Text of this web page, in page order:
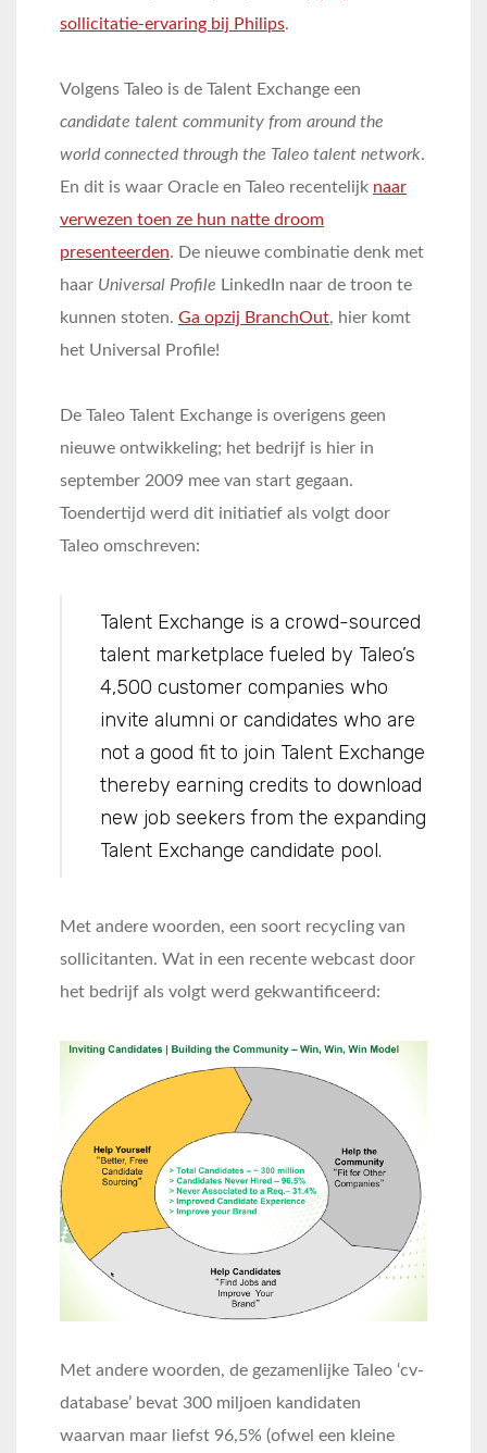
sollicitatie-ervaring bij Philips.
Volgens Taleo is de Talent Exchange een
candidate talent community from around the
world connected through the Taleo talent network.
En dit is waar Oracle en Taleo recentelijk naar
verwezen toen ze hun natte droom
presenteerden. De nieuwe combinatie denk met
haar Universal Profile LinkedIn naar de troon te
kunnen stoten. Ga opzij BranchOut, hier komt
het Universal Profile!
De Taleo Talent Exchange is overigens geen
nieuwe ontwikkeling; het bedrijf is hier in
september 2009 mee van start gegaan.
Toendertijd werd dit initiatief als volgt door
Taleo omschreven:
Talent Exchange is a crowd-sourced
talent marketplace fueled by Taleo’s
4,500 customer companies who
invite alumni or candidates who are
not a good fit to join Talent Exchange
thereby earning credits to download
new job seekers from the expanding
Talent Exchange candidate pool.
Met andere woorden, een soort recycling van
sollicitanten. Wat in een recente webcast door
het bedrijf als volgt werd gekwantificeerd:
Met andere woorden, de gezamenlijke Taleo ‘cv-
database’ bevat 300 miljoen kandidaten
waarvan maar liefst 96,5% (ofwel een kleine